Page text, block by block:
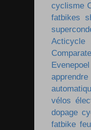
cyclisme
fatbikes
Acticycle
Evenepoel
vélos
dopage
fatbike